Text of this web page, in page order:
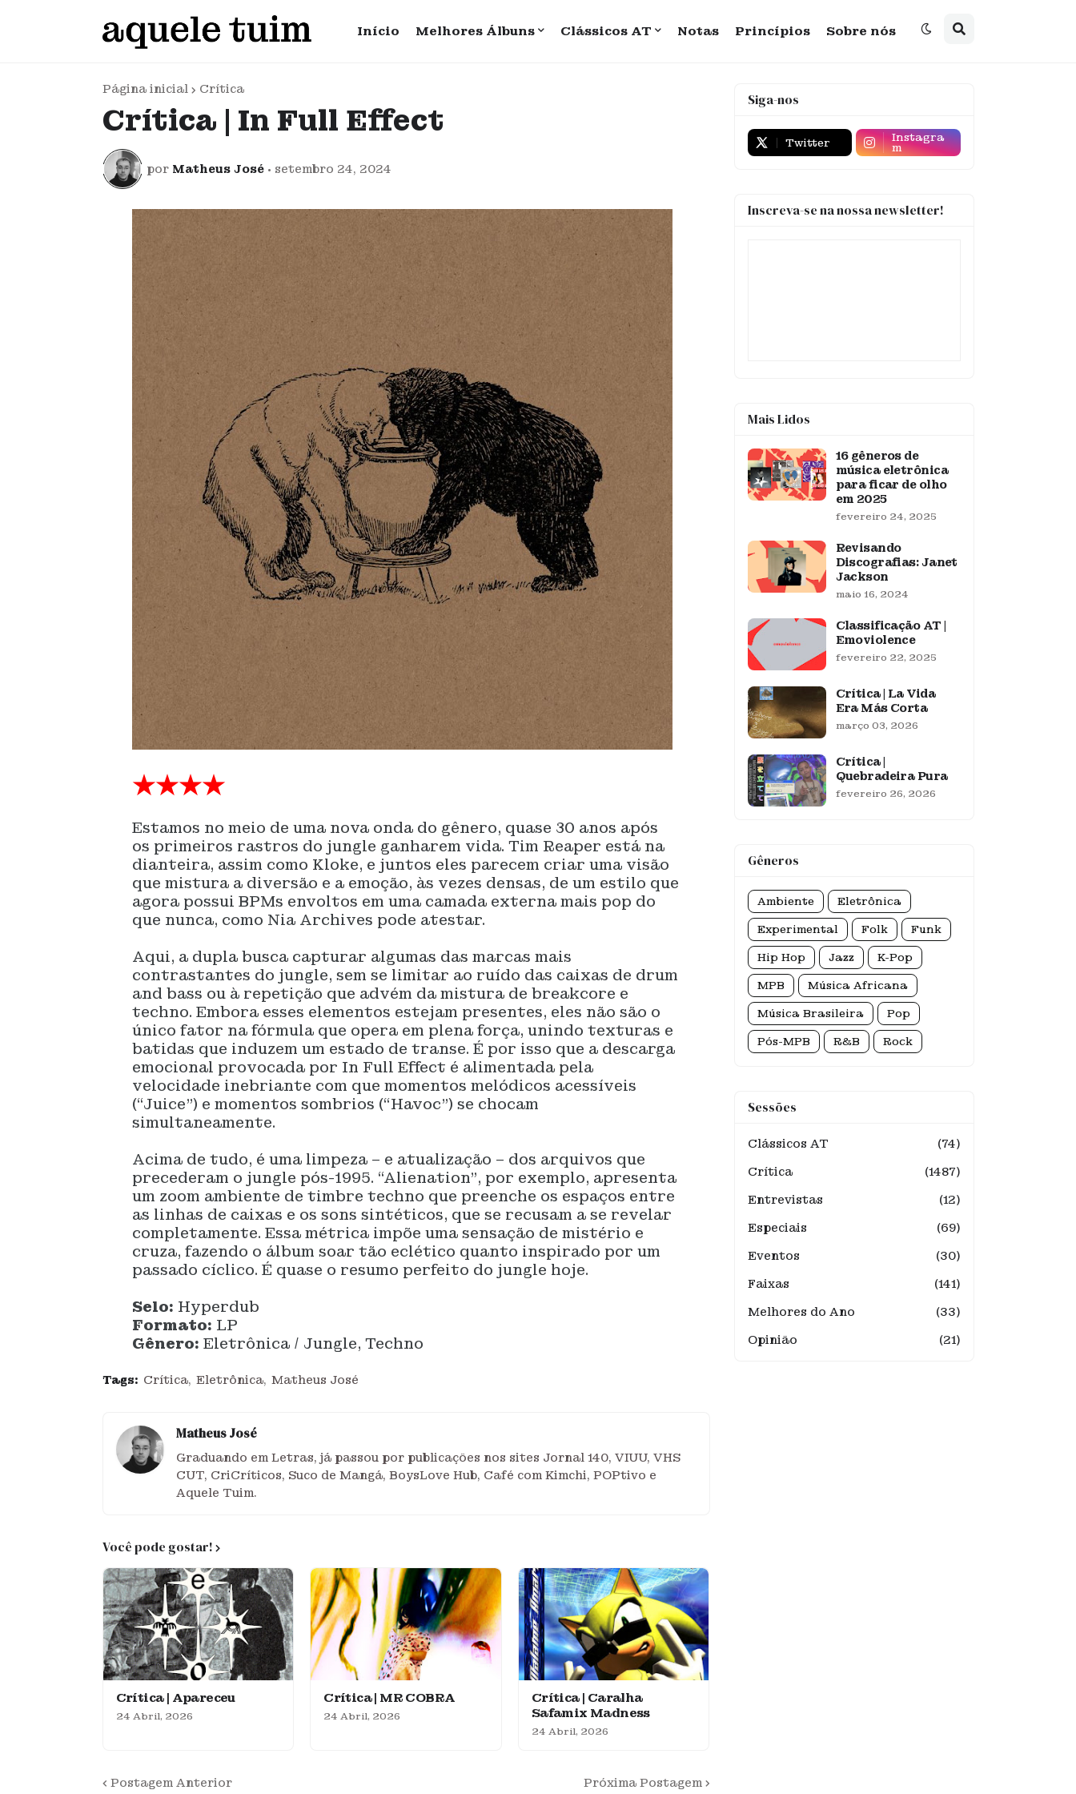
Início Melhores Álbuns Clássicos AT Notas Princípios Sobre nós
Página inicial Crítica
Crítica | In Full Effect
por Matheus José • setembro 24, 2024
★★★★
Estamos no meio de uma nova onda do gênero, quase 30 anos após
os primeiros rastros do jungle ganharem vida. Tim Reaper está na
dianteira, assim como Kloke, e juntos eles parecem criar uma visão
que mistura a diversão e a emoção, às vezes densas, de um estilo que
agora possui BPMs envoltos em uma camada externa mais pop do
que nunca, como Nia Archives pode atestar.
Aqui, a dupla busca capturar algumas das marcas mais
contrastantes do jungle, sem se limitar ao ruído das caixas de drum
and bass ou à repetição que advém da mistura de breakcore e
techno. Embora esses elementos estejam presentes, eles não são o
único fator na fórmula que opera em plena força, unindo texturas e
batidas que induzem um estado de transe. É por isso que a descarga
emocional provocada por In Full Effect é alimentada pela
velocidade inebriante com que momentos melódicos acessíveis
(“Juice”) e momentos sombrios (“Havoc”) se chocam
simultaneamente.
Acima de tudo, é uma limpeza – e atualização – dos arquivos que
precederam o jungle pós-1995. “Alienation”, por exemplo, apresenta
um zoom ambiente de timbre techno que preenche os espaços entre
as linhas de caixas e os sons sintéticos, que se recusam a se revelar
completamente. Essa métrica impõe uma sensação de mistério e
cruza, fazendo o álbum soar tão eclético quanto inspirado por um
passado cíclico. É quase o resumo perfeito do jungle hoje.
Selo: Hyperdub
Formato: LP
Gênero: Eletrônica / Jungle, Techno
Tags: Crítica Eletrônica Matheus José
Matheus José
Graduando em Letras, já passou por publicações nos sites Jornal 140, VIUU, VHS
CUT, CriCríticos, Suco de Mangá, BoysLove Hub, Café com Kimchi, POPtivo e
Aquele Tuim.
Você pode gostar!
Crítica | Apareceu
24 Abril, 2026
Crítica | MR COBRA
24 Abril, 2026
Crítica | Caralha
Safamix Madness
24 Abril, 2026
Postagem Anterior Próxima Postagem
Siga-nos
Twitter Instagra
m
Inscreva-se na nossa newsletter!
Mais Lidos
16 gêneros de
música eletrônica
para ficar de olho
em 2025
fevereiro 24, 2025
Revisando
Discografias: Janet
Jackson
maio 16, 2024
Classificação AT |
Emoviolence
fevereiro 22, 2025
Crítica | La Vida
Era Más Corta
março 03, 2026
Crítica |
Quebradeira Pura
fevereiro 26, 2026
Gêneros
Ambiente Eletrônica
Experimental Folk Funk
Hip Hop Jazz K-Pop
MPB Música Africana
Música Brasileira Pop
Pós-MPB R&B Rock
Sessões
Clássicos AT
(74)
Crítica
(1487)
Entrevistas
(12)
Especiais
(69)
Eventos
(30)
Faixas
(141)
Melhores do Ano
(33)
Opinião
(21)